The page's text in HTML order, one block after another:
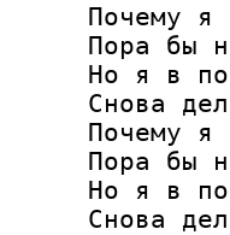
Почему я
Пора бы
Но я в
Снова
Почему я
Пора бы
Но я в
Снова